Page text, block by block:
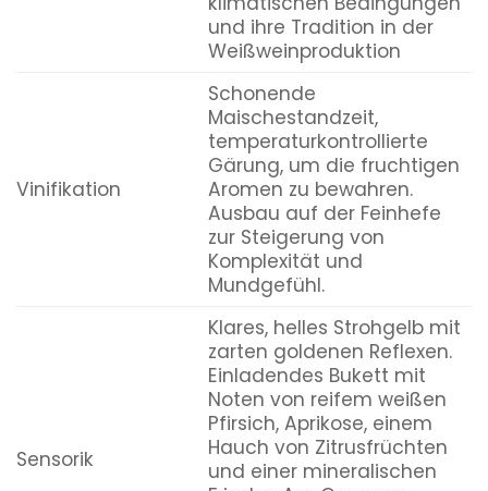
und ihre Tradition in der
Weißweinproduktion
Vinifikation
Schonende
Maischestandzeit,
temperaturkontrollierte
Gärung, um die fruchtigen
Aromen zu bewahren.
Ausbau auf der Feinhefe
zur Steigerung von
Komplexität und
Mundgefühl.
Sensorik
Klares, helles Strohgelb mit
zarten goldenen Reflexen.
Einladendes Bukett mit
Noten von reifem weißen
Pfirsich, Aprikose, einem
Hauch von Zitrusfrüchten
und einer mineralischen